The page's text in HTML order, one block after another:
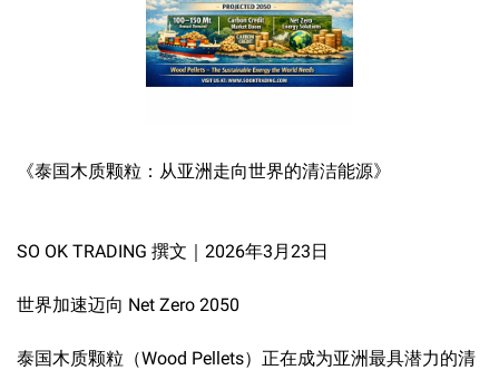
《泰国木质颗粒：从亚洲走向世界的清洁能源》
SO OK TRADING 撰文｜2026年3月23日
世界加速迈向 Net Zero 2050
泰国木质颗粒（Wood Pellets）正在成为亚洲最具潜力的清